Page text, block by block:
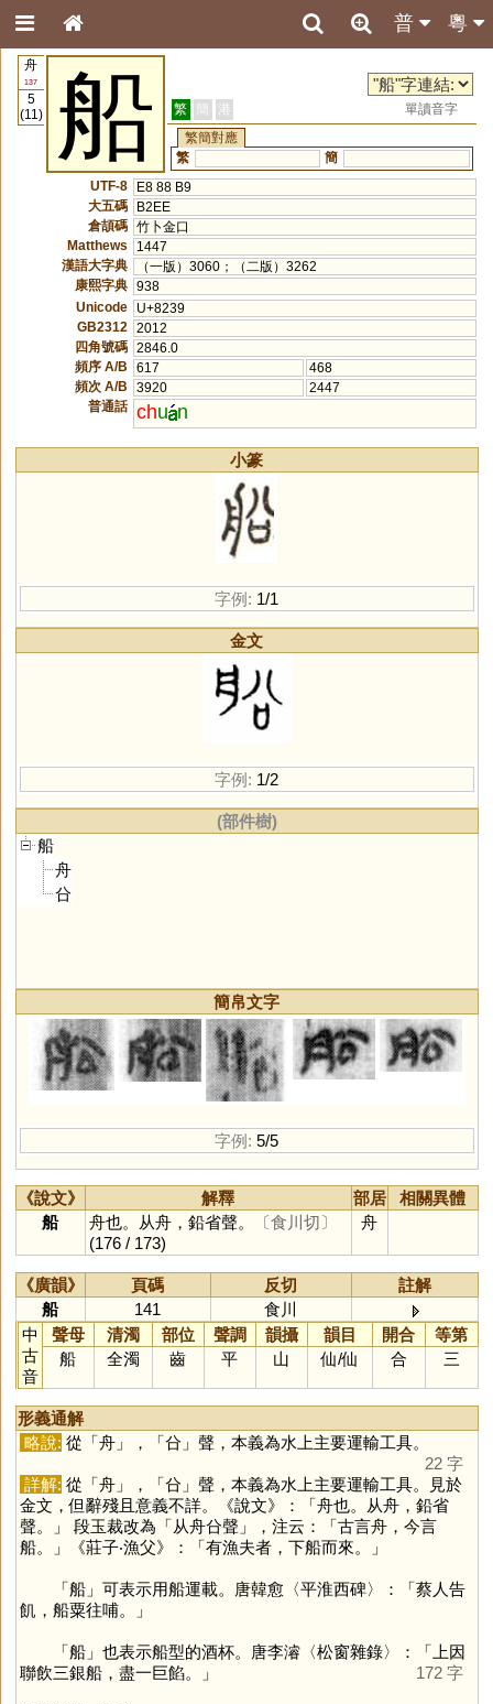
粵
普
舟
137
5
(11)
船 繁 簡 港
單讀音字
繁簡對應
繁
簡
UTF-8
E8 88 B9
大五碼
B2EE
倉頡碼 竹卜金口
Matthews
1447
漢語大字典
（一版）3060；（二版）3262
康熙字典 938
Unicode
U+8239
GB2312
2012
四角號碼 2846.0
頻序 A/B
617
468
頻次 A/B
3920
2447
普通話 chu n
小篆
字例: 1/1
金文
字例: 1/2
(部件樹)
船
舟
㕣
簡帛文字
字例: 5/5
《說文》 解釋 部居
相關異體
船
舟也。从舟，鉛省聲。
〔食川切〕
(176 / 173)
舟
《廣韻》 頁碼 反切
註解
船
141
食川
中
古
音
聲母 清濁 部位 聲調 韻攝 韻目 開合
等第
船
全濁 齒 平 山 仙/仙 合 三
形義通解
略說: 從「舟」，「㕣」聲，本義為水上主要運輸工具。
22 字
詳解: 從「舟」，「㕣」聲，本義為水上主要運輸工具。見於
金文，但辭殘且意義不詳。《說文》：「舟也。从舟，鉛省
聲。」 段玉裁改為「从舟㕣聲」，注云：「古言舟，今言
船。」《莊子‧漁父》：「有漁夫者，下船而來。」
「船」可表示用船運載。唐韓愈〈平淮西碑〉：「蔡人告
飢，船粟往哺。」
「船」也表示船型的酒杯。唐李濬〈松窗雜錄〉：「上因
聯飲三銀船，盡一巨餡。」
172 字